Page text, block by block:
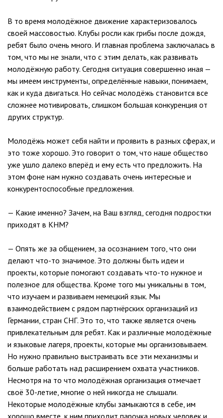
В то время молодёжное движение характеризовалось
своей массовостью. Клубы росли как грибы после дождя,
ребят было очень много. И главная проблема заключалась в
том, что мы не знали, что с этим делать, как развивать
молодёжную работу. Сегодня ситуация совершенно иная —
мы имеем инструменты, определённые навыки, понимаем,
как и куда двигаться. Но сейчас молодёжь становится все
сложнее мотивировать, слишком большая конкуренция от
других структур.
Молодёжь может себя найти и проявить в разных сферах, и
это тоже хорошо. Это говорит о том, что наше общество
уже ушло далеко вперёд и ему есть что предложить. На
этом фоне нам нужно создавать очень интересные и
конкурентоспособные предложения.
— Какие именно? Зачем, на Ваш взгляд, сегодня подростки
приходят в КНМ?
— Опять же за общением, за осознанием того, что они
делают что-то значимое. Это должны быть идеи и
проекты, которые помогают создавать что-то нужное и
полезное для общества. Кроме того мы уникальны в том,
что изучаем и развиваем немецкий язык. Мы
взаимодействием с рядом партнёрских организаций из
Германии, стран СНГ. Это то, что также является очень
привлекательным для ребят. Как и различные молодёжные
и языковые лагеря, проекты, которые мы организовываем.
Но нужно правильно выстраивать все эти механизмы и
больше работать над расширением охвата участников.
Несмотря на то что молодёжная организация отмечает
своё 30-летие, многие о ней никогда не слышали.
Некоторые молодёжные клубы замыкаются в себе, им
хорошо вместе, к ним приходит парочка новых человек и